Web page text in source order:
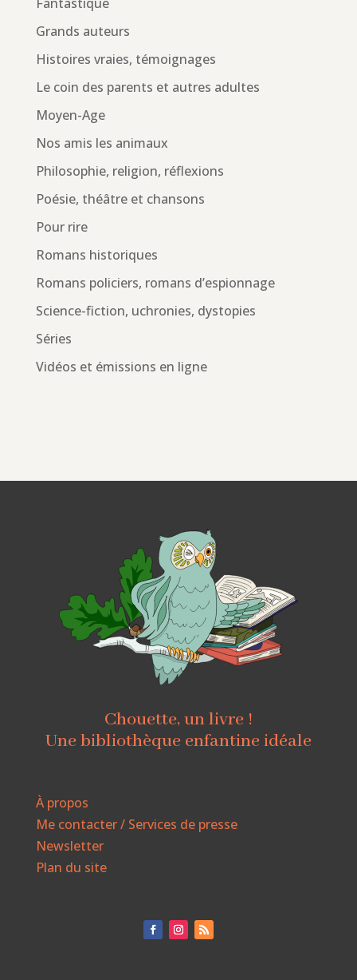
Grands auteurs
Histoires vraies, témoignages
Le coin des parents et autres adultes
Moyen-Age
Nos amis les animaux
Philosophie, religion, réflexions
Poésie, théâtre et chansons
Pour rire
Romans historiques
Romans policiers, romans d’espionnage
Science-fiction, uchronies, dystopies
Séries
Vidéos et émissions en ligne
Chouette, un livre !
Une bibliothèque enfantine idéale
À propos
Me contacter / Services de presse
Newsletter
Plan du site